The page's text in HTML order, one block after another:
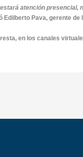
atención presencial,
Edilberto Pava, gerente de
en los canales